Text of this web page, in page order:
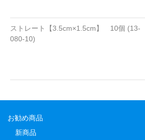
ストレート【3.5cm×1.5cm】 10個 (13-
080-10)
お勧め商品
新商品